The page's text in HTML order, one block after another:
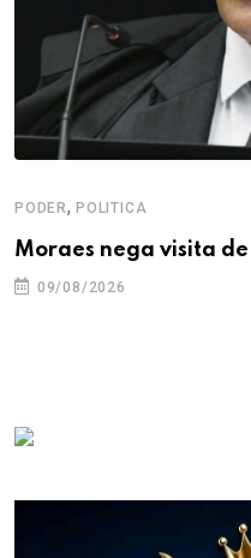
PODER, POLITICA
Moraes nega visita
09/08/2026